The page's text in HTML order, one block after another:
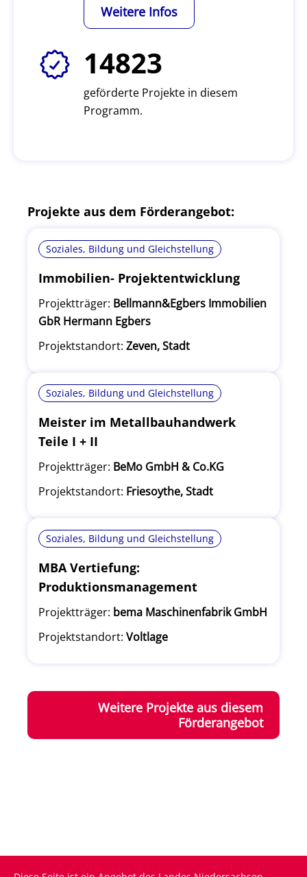
Weitere Infos
14823
geförderte Projekte in diesem
Programm.
Projekte aus dem Förderangebot:
Soziales, Bildung und Gleichstellung
Immobilien- Projektentwicklung
Projektträger: Bellmann&Egbers Immobilien
GbR Hermann Egbers
Projektstandort: Zeven, Stadt
Soziales, Bildung und Gleichstellung
Meister im Metallbauhandwerk
Teile I + II
Projektträger: BeMo GmbH & Co.KG
Projektstandort: Friesoythe, Stadt
Soziales, Bildung und Gleichstellung
MBA Vertiefung:
Produktionsmanagement
Projektträger: bema Maschinenfabrik GmbH
Projektstandort: Voltlage
Weitere Projekte aus diesem
Förderangebot